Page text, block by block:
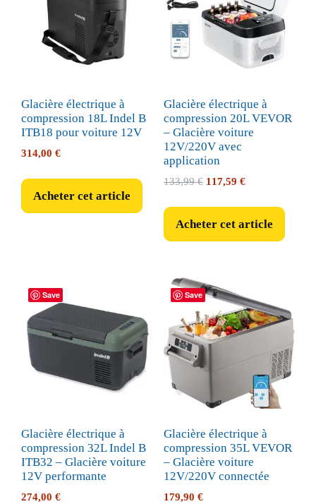
Glacière électrique à
compression 18L Indel B
ITB18 pour voiture 12V
314,00 €
Acheter cet article
Glacière électrique à
compression 20L VEVOR
– Glacière voiture
12V/220V avec
application
133,99€ Le
était :
117,59 €Le
est :
Acheter cet article
Save
Glacière électrique à
compression 32L Indel B
ITB32 – Glacière voiture
12V performante
274,00 €
Save
Glacière électrique à
compression 35L VEVOR
– Glacière voiture
12V/220V connectée
179,90 €